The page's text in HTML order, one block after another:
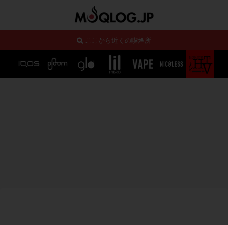
ここから近くの喫煙所